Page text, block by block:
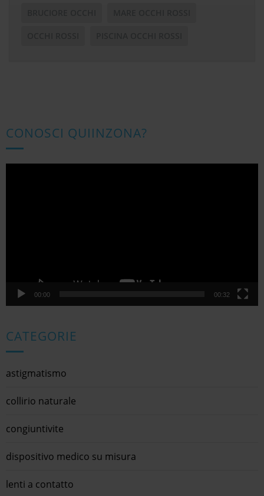
CONOSCI QUIINZONA?
00:00 00:32
CATEGORIE
astigmatismo
collirio naturale
congiuntivite
dispositivo medico su misura
lenti a contatto